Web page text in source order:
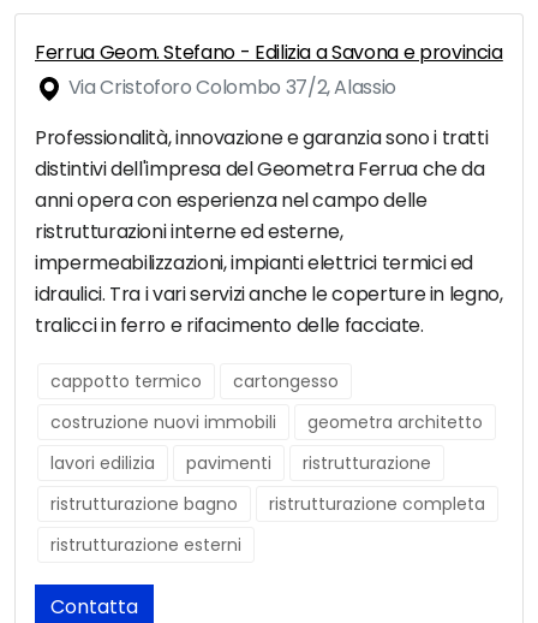
Ferrua Geom. Stefano - Edilizia a Savona e provincia
Via Cristoforo Colombo 37/2, Alassio
Professionalità, innovazione e garanzia sono i tratti
distintivi dell'impresa del Geometra Ferrua che da
anni opera con esperienza nel campo delle
ristrutturazioni interne ed esterne,
impermeabilizzazioni, impianti elettrici termici ed
idraulici. Tra i vari servizi anche le coperture in legno,
tralicci in ferro e rifacimento delle facciate.
cappotto termico
cartongesso
costruzione nuovi immobili
geometra architetto
lavori edilizia
pavimenti
ristrutturazione
ristrutturazione bagno
ristrutturazione completa
ristrutturazione esterni
Contatta